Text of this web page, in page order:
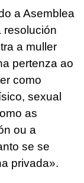
a Asemblea
resolución
a muller
pertenza ao
como
sexual
as
ou a
se se
privada».